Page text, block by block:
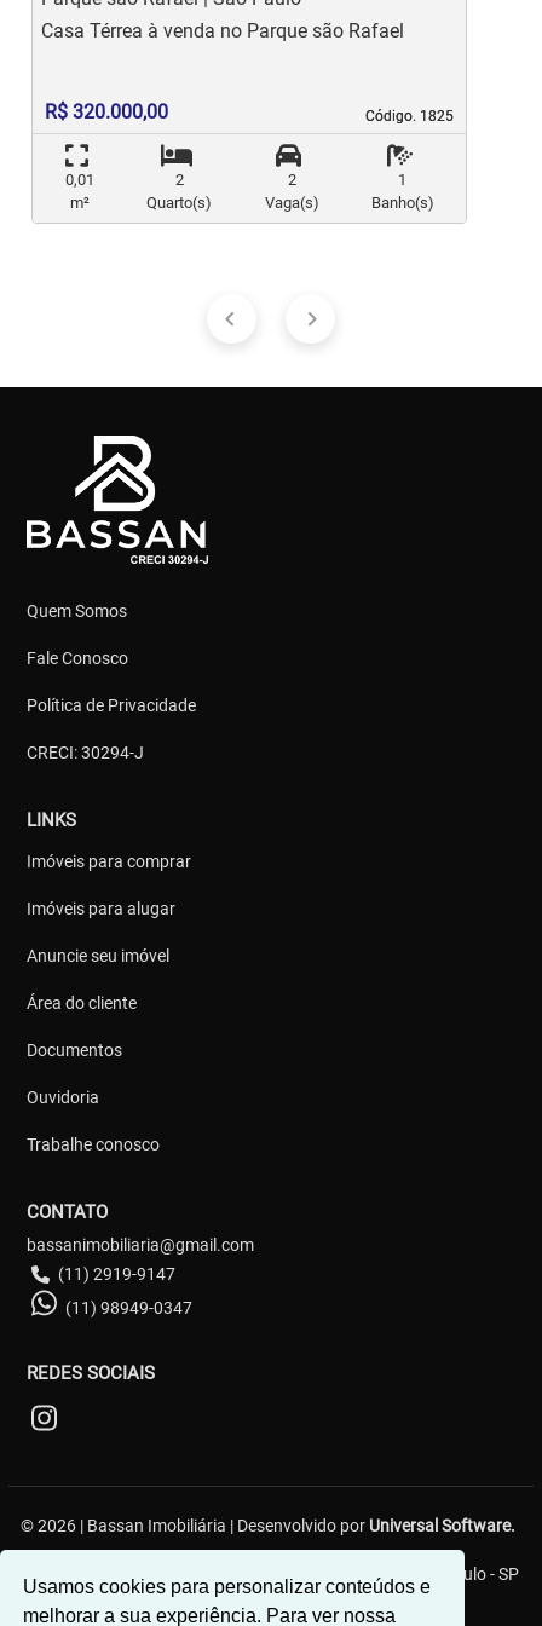
Usamos cookies para personalizar conteúdos e
melhorar a sua experiência. Para ver nossa
Código. 1825
Código. 1825
Casa Térrea à venda no Parque são Rafael
R$ 320.000,00
0,01
m²
2
Quarto(s)
2
Vaga(s)
1
Banho(s)
Quem Somos
Fale Conosco
Política de Privacidade
CRECI: 30294-J
LINKS
Imóveis para comprar
Imóveis para alugar
Anuncie seu imóvel
Área do cliente
Documentos
Ouvidoria
Trabalhe conosco
CONTATO
bassanimobiliaria@gmail.com
(11) 2919-9147
(11) 98949-0347
REDES SOCIAIS
© 2026 | Bassan Imobiliária | Desenvolvido por Universal Software.
Avenida baronesa de Muritiba, 454 - Pq São Rafael - São Paulo - SP